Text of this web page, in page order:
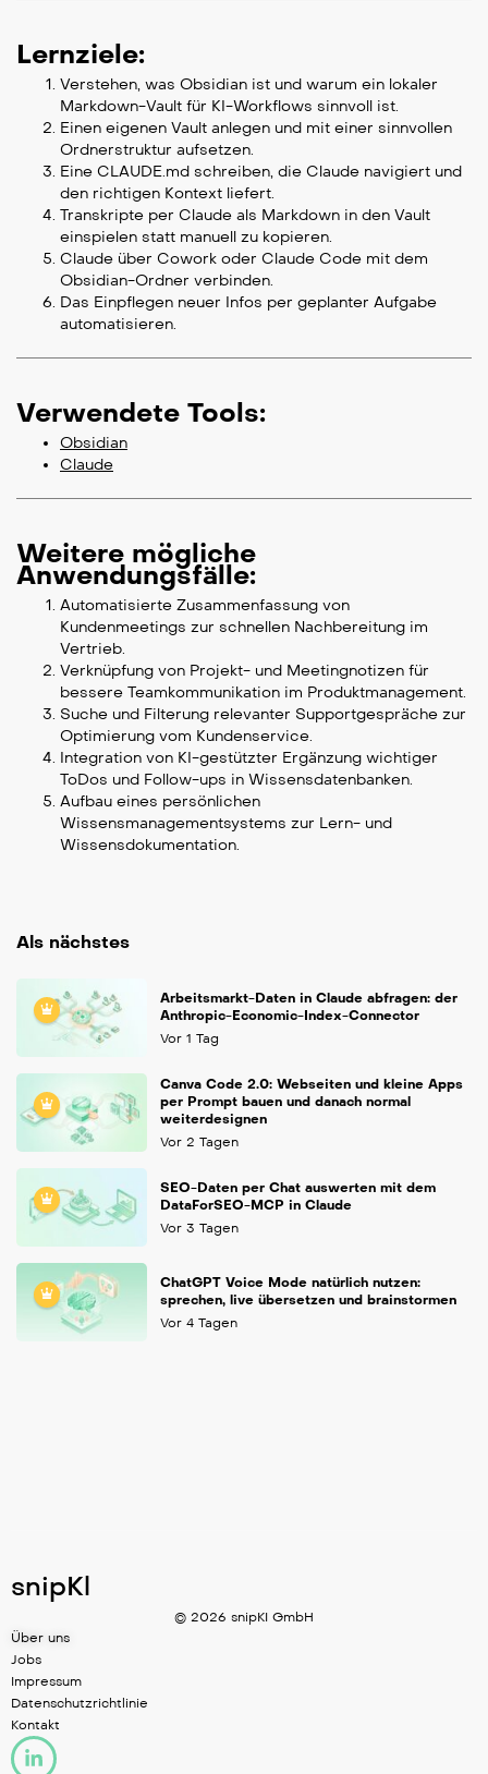
Lernziele:
Verstehen, was Obsidian ist und warum ein lokaler
Markdown-Vault für KI-Workflows sinnvoll ist.
Einen eigenen Vault anlegen und mit einer sinnvollen
Ordnerstruktur aufsetzen.
Eine CLAUDE.md schreiben, die Claude navigiert und
den richtigen Kontext liefert.
Transkripte per Claude als Markdown in den Vault
einspielen statt manuell zu kopieren.
Claude über Cowork oder Claude Code mit dem
Obsidian-Ordner verbinden.
Das Einpflegen neuer Infos per geplanter Aufgabe
automatisieren.
Verwendete Tools:
Obsidian
Claude
Weitere mögliche
Anwendungsfälle:
Automatisierte Zusammenfassung von
Kundenmeetings zur schnellen Nachbereitung im
Vertrieb.
Verknüpfung von Projekt- und Meetingnotizen für
bessere Teamkommunikation im Produktmanagement.
Suche und Filterung relevanter Supportgespräche zur
Optimierung vom Kundenservice.
Integration von KI-gestützter Ergänzung wichtiger
ToDos und Follow-ups in Wissensdatenbanken.
Aufbau eines persönlichen
Wissensmanagementsystems zur Lern- und
Wissensdokumentation.
Als nächstes
Arbeitsmarkt-Daten in Claude abfragen: der
Anthropic-Economic-Index-Connector
Vor 1 Tag
Canva Code 2.0: Webseiten und kleine Apps
per Prompt bauen und danach normal
weiterdesignen
Vor 2 Tagen
SEO-Daten per Chat auswerten mit dem
DataForSEO-MCP in Claude
Vor 3 Tagen
ChatGPT Voice Mode natürlich nutzen:
sprechen, live übersetzen und brainstormen
Vor 4 Tagen
snipKl
© 2026 snipKI GmbH
Über uns
Jobs
Impressum
Datenschutzrichtlinie
Kontakt